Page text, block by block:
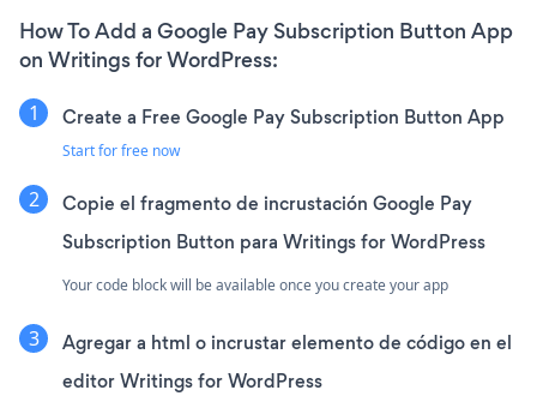
How To Add a Google Pay Subscription Button App
on Writings for WordPress:
Create a Free Google Pay Subscription Button App
Start for free now
Copie el fragmento de incrustación Google Pay
Subscription Button para Writings for WordPress
Your code block will be available once you create your app
Agregar a html o incrustar elemento de código en el
editor Writings for WordPress